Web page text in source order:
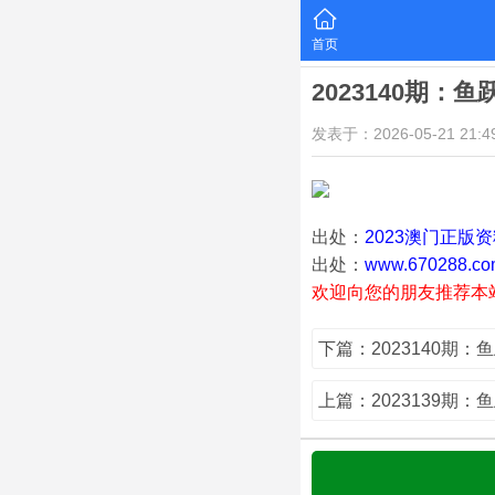
首页
2023140期：鱼
发表于：2026-05-21
出处： 2023澳门正版
出处：
欢迎向您的朋友推荐
下篇：2023140期：
上篇：2023139期：